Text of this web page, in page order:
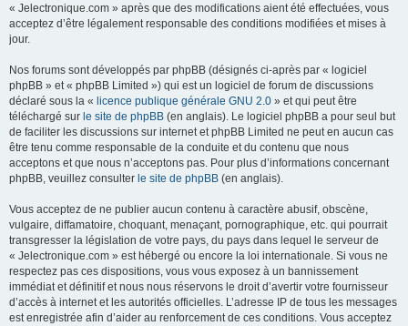
« Jelectronique.com » après que des modifications aient été effectuées, vous
acceptez d’être légalement responsable des conditions modifiées et mises à
jour.
Nos forums sont développés par phpBB (désignés ci-après par « logiciel
phpBB » et « phpBB Limited ») qui est un logiciel de forum de discussions
déclaré sous la « licence publique générale GNU 2.0 » et qui peut être
téléchargé sur le site de phpBB (en anglais). Le logiciel phpBB a pour seul but
de faciliter les discussions sur internet et phpBB Limited ne peut en aucun cas
être tenu comme responsable de la conduite et du contenu que nous
acceptons et que nous n’acceptons pas. Pour plus d’informations concernant
phpBB, veuillez consulter le site de phpBB (en anglais).
Vous acceptez de ne publier aucun contenu à caractère abusif, obscène,
vulgaire, diffamatoire, choquant, menaçant, pornographique, etc. qui pourrait
transgresser la législation de votre pays, du pays dans lequel le serveur de
« Jelectronique.com » est hébergé ou encore la loi internationale. Si vous ne
respectez pas ces dispositions, vous vous exposez à un bannissement
immédiat et définitif et nous nous réservons le droit d’avertir votre fournisseur
d’accès à internet et les autorités officielles. L’adresse IP de tous les messages
est enregistrée afin d’aider au renforcement de ces conditions. Vous acceptez